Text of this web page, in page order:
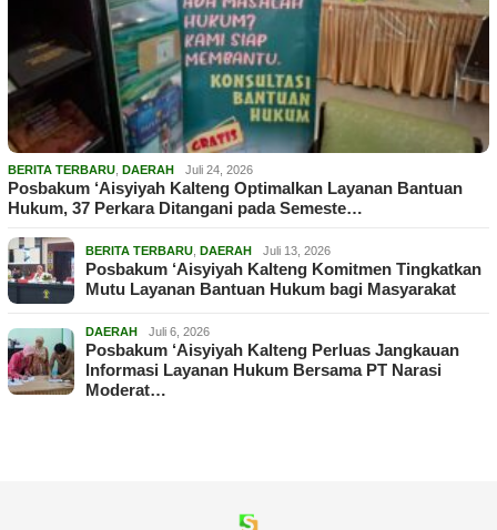
BERITA TERBARU DAERAH Juli 24, 2026
Posbakum ‘Aisyiyah Kalteng Optimalkan Layanan Bantuan
Hukum, 37 Perkara Ditangani pada Semeste…
BERITA TERBARU DAERAH Juli 13, 2026
Posbakum ‘Aisyiyah Kalteng Komitmen Tingkatkan
Mutu Layanan Bantuan Hukum bagi Masyarakat
DAERAH Juli 6, 2026
Posbakum ‘Aisyiyah Kalteng Perluas Jangkauan
Informasi Layanan Hukum Bersama PT Narasi
Moderat…